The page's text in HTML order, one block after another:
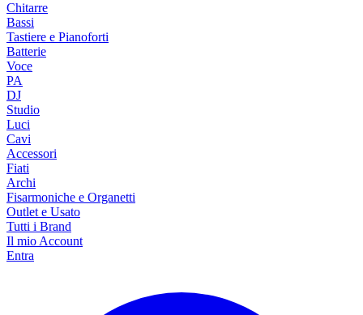
Chitarre
Bassi
Tastiere e Pianoforti
Batterie
Voce
PA
DJ
Studio
Luci
Cavi
Accessori
Fiati
Archi
Fisarmoniche e Organetti
Outlet e Usato
Tutti i Brand
Il mio Account
Entra